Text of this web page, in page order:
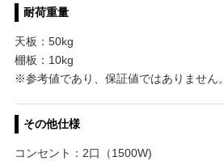
耐荷重量
天板：50kg
棚板：10kg
※参考値であり、保証値ではありません。
その他仕様
コンセント：2口（1500W)